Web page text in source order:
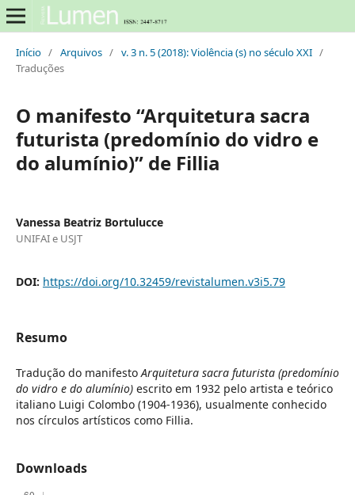
Início / Arquivos / v. 3 n. 5 (2018): Violência (s) no século XXI /
Traduções
O manifesto “Arquitetura sacra
futurista (predomínio do vidro e
do alumínio)” de Fillia
Vanessa Beatriz Bortulucce
UNIFAI e USJT
DOI: https://doi.org/10.32459/revistalumen.v3i5.79
Resumo
Tradução do manifestoArquitetura sacra futurista (predomínio
do vidro e do alumínio) escrito em 1932 pelo artista e teórico
italiano Luigi Colombo (1904-1936), usualmente conhecido
nos círculos artísticos como Fillia.
Downloads